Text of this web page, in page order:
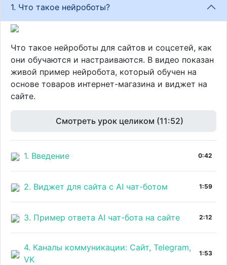
1. Что такое нейроботы?
Что такое нейроботы для сайтов и соцсетей, как
они обучаются и настраиваются. В видео показан
живой пример нейробота, который обучен на
основе товаров интернет-магазина и виджет на
сайте.
Смотреть урок целиком (11:52)
1. Введение 0:42
2. Виджет для сайта с AI чат-ботом 1:59
3. Пример ответа AI чат-бота на сайте 2:12
4. Каналы коммуникации: Сайт, Telegram,
VK
1:53